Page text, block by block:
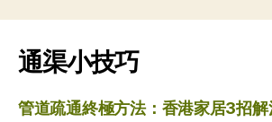
通渠小技巧
管道疏通終極方法：香港家居3招